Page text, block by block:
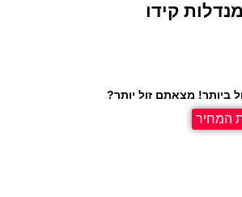
קידו
ביותר! מצאתם זול יותר?
המחיר